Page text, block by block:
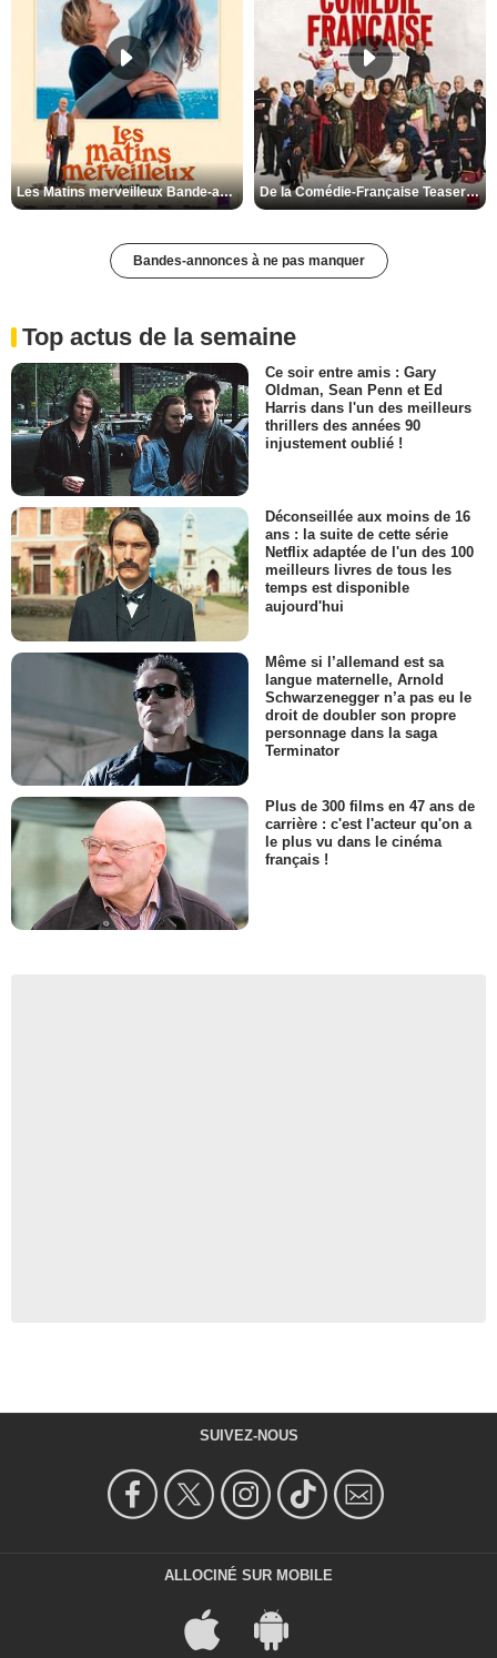
Les Matins merveilleux Bande-annonce VF De la Comédie-Française Teaser VF
Bandes-annonces à ne pas manquer
Top actus de la semaine
Ce soir entre amis : Gary
Oldman, Sean Penn et Ed
Harris dans l'un des meilleurs
thrillers des années 90
injustement oublié !
Déconseillée aux moins de 16
ans : la suite de cette série
Netflix adaptée de l'un des 100
meilleurs livres de tous les
temps est disponible
aujourd'hui
Même si l’allemand est sa
langue maternelle, Arnold
Schwarzenegger n’a pas eu le
droit de doubler son propre
personnage dans la saga
Terminator
Plus de 300 films en 47 ans de
carrière : c'est l'acteur qu'on a
le plus vu dans le cinéma
français !
SUIVEZ-NOUS
ALLOCINÉ SUR MOBILE